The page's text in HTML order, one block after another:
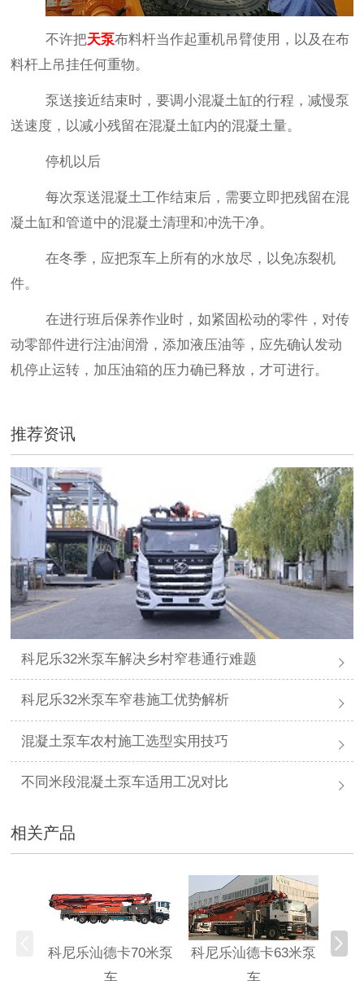
不许把天泵布料杆当作起重机吊臂使用，以及在布
料杆上吊挂任何重物。
泵送接近结束时，要调小混凝土缸的行程，减慢泵
送速度，以减小残留在混凝土缸内的混凝土量。
停机以后
每次泵送混凝土工作结束后，需要立即把残留在混
凝土缸和管道中的混凝土清理和冲洗干净。
在冬季，应把泵车上所有的水放尽，以免冻裂机
件。
在进行班后保养作业时，如紧固松动的零件，对传
动零部件进行注油润滑，添加液压油等，应先确认发动
机停止运转，加压油箱的压力确已释放，才可进行。
推荐资讯
科尼乐32米泵车解决乡村窄巷通行难题
科尼乐32米泵车窄巷施工优势解析
混凝土泵车农村施工选型实用技巧
不同米段混凝土泵车适用工况对比
相关产品
科尼乐汕德卡70米泵
科尼乐汕德卡63米泵
科